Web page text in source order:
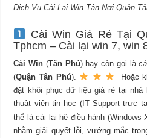
Dịch Vụ Cài Lại Win Tận Nơi Quận
Cài Win Giá Rẻ Tại
Tphcm – Cài lại win 7, win
Cài Win (Tân Phú) hay còn gọi là
(Quận Tân Phú).
Hoặc
đặt khôi phục dữ liệu giá rẻ tại nhà
thuật viên tin học (IT Support trực
thể là cài lại hệ điều hành (Windows
nhằm giải quyết lỗi, vướng mắc